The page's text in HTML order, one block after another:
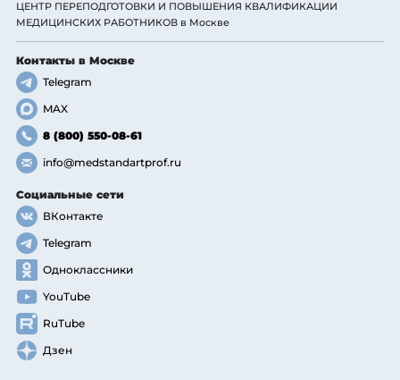
ЦЕНТР ПЕРЕПОДГОТОВКИ И ПОВЫШЕНИЯ КВАЛИФИКАЦИИ
МЕДИЦИНСКИХ РАБОТНИКОВ в Москве
Контакты в Москве
Telegram
MAX
8 (800) 550-08-61
info@medstandartprof.ru
Социальные сети
ВКонтакте
Telegram
Одноклассники
YouTube
RuTube
Дзен